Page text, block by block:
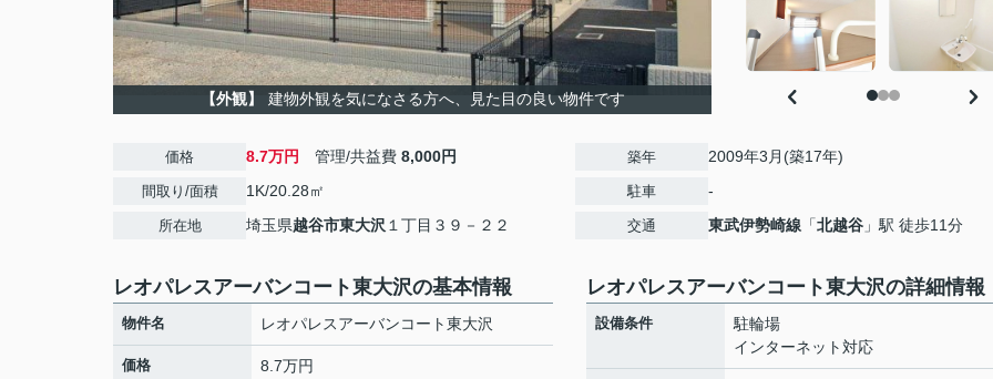
【外観】 建物外観を気になさる方へ、見た目の良い物件です
価格 8.7万円 管理/共益費 8,000円
間取り/面積 1K/20.28㎡
所在地 埼玉県越谷市東大沢 １丁目３９－２２
築年 2009年3月(築17年)
駐車 -
交通 東武伊勢崎線 「北越谷 」駅 徒歩11分
レオパレスアーバンコート東大沢の基本情報
物件名 レオパレスアーバンコート東大沢
価格 8.7万円
レオパレスアーバンコート東大沢の詳細情報
設備条件
駐輪場
インターネット対応